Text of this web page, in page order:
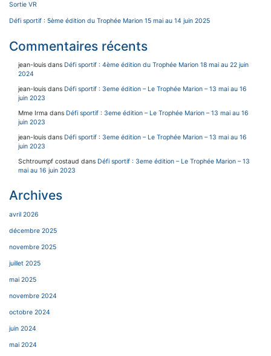
Sortie VR
Défi sportif : 5ème édition du Trophée Marion 15 mai au 14 juin 2025
Commentaires récents
jean-louis dans Défi sportif : 4ème édition du Trophée Marion 18 mai au 22 juin
2024
jean-louis dans Défi sportif : 3eme édition – Le Trophée Marion – 13 mai au 16
juin 2023
Mme Irma dans Défi sportif : 3eme édition – Le Trophée Marion – 13 mai au 16
juin 2023
jean-louis dans Défi sportif : 3eme édition – Le Trophée Marion – 13 mai au 16
juin 2023
Schtroumpf costaud dans Défi sportif : 3eme édition – Le Trophée Marion – 13
mai au 16 juin 2023
Archives
avril 2026
décembre 2025
novembre 2025
juillet 2025
mai 2025
novembre 2024
octobre 2024
juin 2024
mai 2024